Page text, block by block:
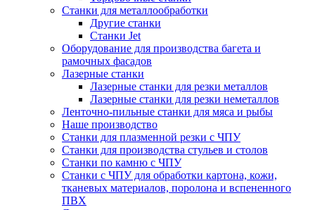
Станки для металлообработки
Другие станки
Станки Jet
Оборудование для производства багета и
рамочных фасадов
Лазерные станки
Лазерные станки для резки металлов
Лазерные станки для резки неметаллов
Ленточно-пильные станки для мяса и рыбы
Наше производство
Станки для плазменной резки с ЧПУ
Станки для производства стульев и столов
Станки по камню с ЧПУ
Станки с ЧПУ для обработки картона, кожи,
тканевых материалов, поролона и вспененного
ПВХ